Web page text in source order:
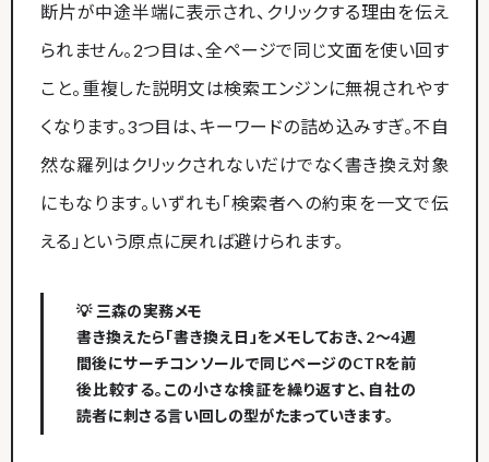
断片が中途半端に表示され、クリックする理由を伝え
られません。2つ目は、全ページで同じ文面を使い回す
こと。重複した説明文は検索エンジンに無視されやす
くなります。3つ目は、キーワードの詰め込みすぎ。不自
然な羅列はクリックされないだけでなく書き換え対象
にもなります。いずれも「検索者への約束を一文で伝
える」という原点に戻れば避けられます。
💡 三森の実務メモ
書き換えたら「書き換え日」をメモしておき、2～4週
間後にサーチコンソールで同じページのCTRを前
後比較する。この小さな検証を繰り返すと、自社の
読者に刺さる言い回しの型がたまっていきます。